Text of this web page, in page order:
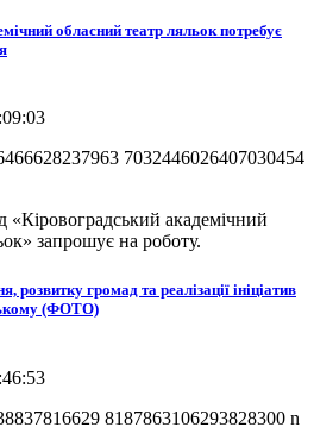
обласний театр ляльок потребує
«Кіровоградський академічний
запрошує на роботу.
розвитку громад та реалізації ініціатив
(ФОТО)